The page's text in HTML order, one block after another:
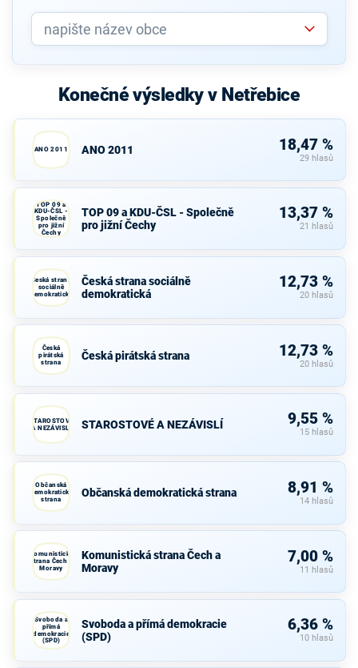
Konečné výsledky v Netřebice
ANO 2011 ANO 2011 18,47 %
29 hlasů
TOP 09 a
KDU-ČSL -
Společně
pro jižní
Čechy
TOP 09 a KDU-ČSL - Společně
pro jižní Čechy
13,37 %
21 hlasů
Česká strana
sociálně
demokratická
Česká strana sociálně
demokratická
12,73 %
20 hlasů
Česká
pirátská
strana
Česká pirátská strana 12,73 %
20 hlasů
STAROSTOVÉ
A NEZÁVISLÍ
STAROSTOVÉ A NEZÁVISLÍ 9,55 %
15 hlasů
Občanská
demokratická
strana
Občanská demokratická strana 8,91 %
14 hlasů
Komunistická
strana Čech a
Moravy
Komunistická strana Čech a
Moravy
7,00 %
11 hlasů
Svoboda a
přímá
demokracie
(SPD)
Svoboda a přímá demokracie
(SPD)
6,36 %
10 hlasů